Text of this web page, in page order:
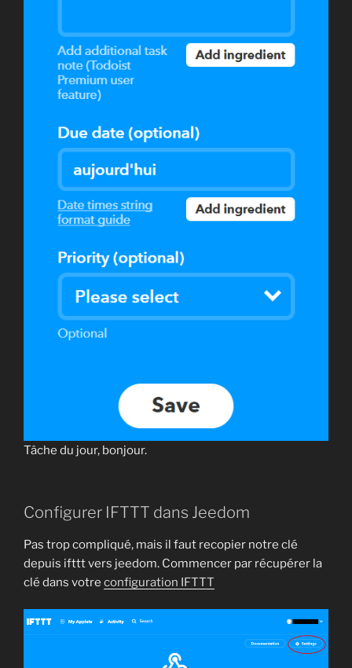
Tâche du jour, bonjour.
Configurer IFTTT dans Jeedom
Pas trop compliqué, mais il faut recopier notre clé
depuis ifttt vers jeedom. Commencer par récupérer la
clé dans votre configuration IFTTT